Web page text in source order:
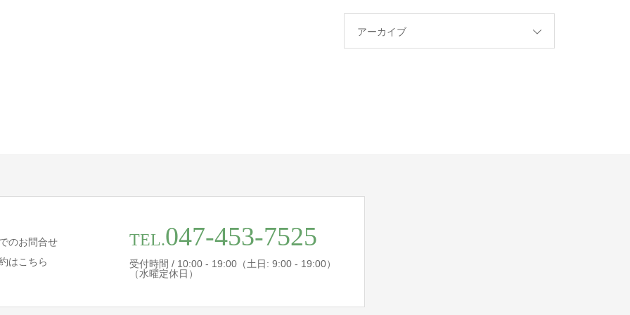
アーカイブ
のお問合せ
はこちら
TEL.047-453-7525
受付時間 / 10:00 - 19:00（土日: 9:00 - 19:00）
（水曜定休日）